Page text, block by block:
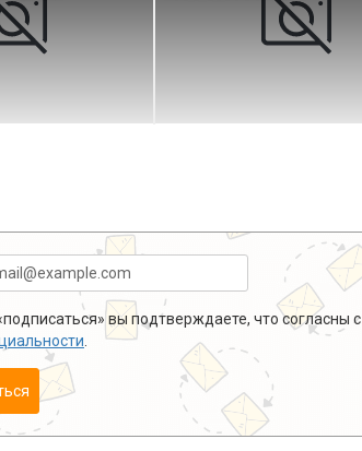
вы подтверждаете, что согласны с